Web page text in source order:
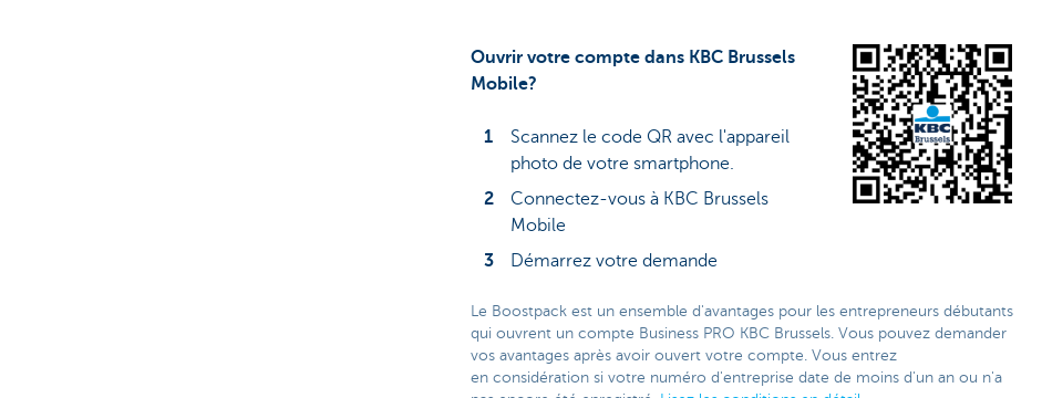
Ouvrir votre compte dans KBC Brussels
Mobile?
Scannez le code QR avec l'appareil
photo de votre smartphone.
Connectez-vous à KBC Brussels
Mobile
Démarrez votre demande
Le Boostpack est un ensemble d'avantages pour les entrepreneurs débutants
qui ouvrent un compte Business PRO KBC Brussels. Vous pouvez demander
vos avantages après avoir ouvert votre compte. Vous entrez
en considération si votre numéro d'entreprise date de moins d'un an ou n'a